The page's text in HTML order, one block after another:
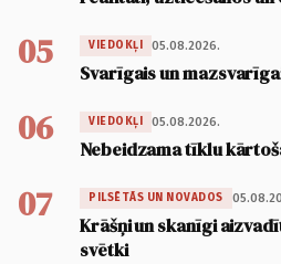
05 VIEDOKĻI 05.08.2026.
Svarīgais un
06 VIEDOKĻI 05.08.2026.
Nebeidzama tīklu
07 PILSĒTĀS UN NOVADOS
Krāšņi un skanīgi
svētki